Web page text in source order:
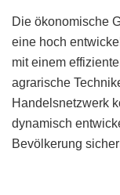
Die ökonomische
eine hoch
mit einem
agrarische
Handelsnetzwerk
dynamisch
Bevölkerung